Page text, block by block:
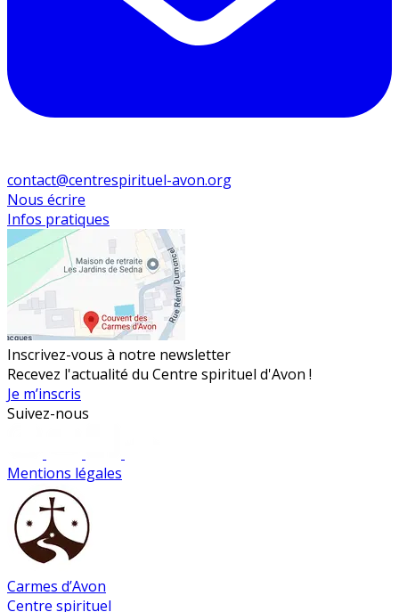
contact@centrespirituel-avon.org
Nous écrire
Infos pratiques
Inscrivez-vous à notre newsletter
Recevez l'actualité du Centre spirituel d'Avon !
Je m’inscris
Suivez-nous
Mentions légales
Carmes d’Avon
Centre spirituel